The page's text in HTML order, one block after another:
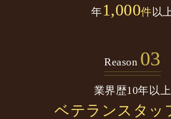
年1,000件以
Reason 03
業界歴10年以上
ベテランスタッ